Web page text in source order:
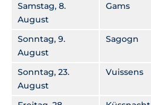
Samstag, 8.
August
Gams
Sonntag, 9.
August
Sagogn
Sonntag, 23.
August
Vuissens